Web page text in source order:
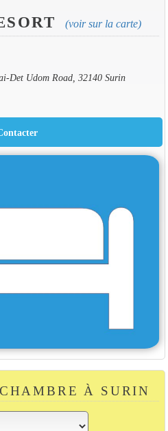
(voir sur la carte)
Det Udom Road, 32140 Surin
À SURIN